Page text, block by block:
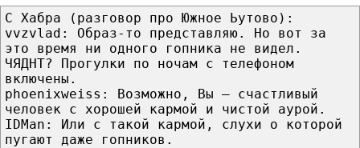
С Хабра (разговор про Южное Ьутово):
vvzvlad: Образ-то представляю. Но вот за
это время ни одного гопника не видел.
ЧЯДНТ? Прогулки по ночам с телефоном
включены.
phoenixweiss: Возможно, Вы — счастливый
человек с хорошей кармой и чистой аурой.
IDMan: Или с такой кармой, слухи о которой
пугают даже гопников.